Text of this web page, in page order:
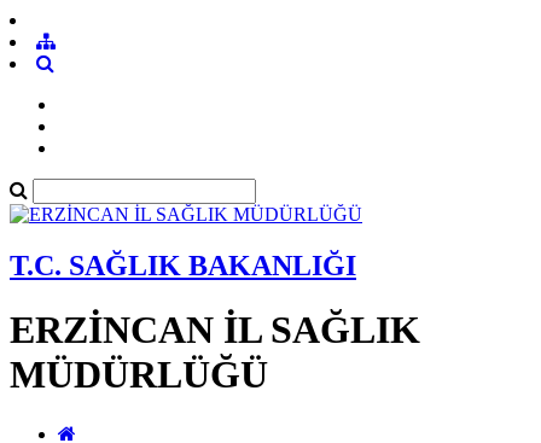
T.C. SAĞLIK BAKANLIĞI
ERZİNCAN İL SAĞLIK
MÜDÜRLÜĞÜ